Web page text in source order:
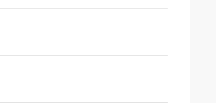
고 친절했습니다. 등급 플러스 A!